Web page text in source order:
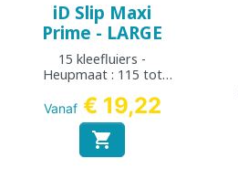
iD Slip Maxi
Prime - LARGE
15 kleefluiers -
Heupmaat : 115 tot
Vanaf € 19,22
